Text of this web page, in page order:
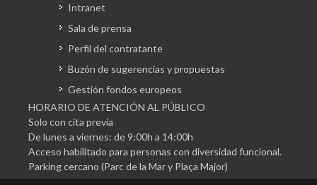
Intranet
Sala de prensa
Perfil del contratante
Buzón de sugerencias y propuestas
Gestión fondos europeos
HORARIO DE ATENCIÓN AL PÚBLICO
Solo con cita previa
De lunes a viernes: de 9:00h a 14:00h
Acceso habilitado para personas con diversidad funcional.
Parking cercano (Parc de la Mar y Plaça Major)